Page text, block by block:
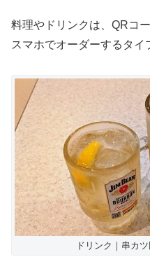
料理やドリンクは、QRコ
スマホでオーダーするタイ
ドリンク｜串カ